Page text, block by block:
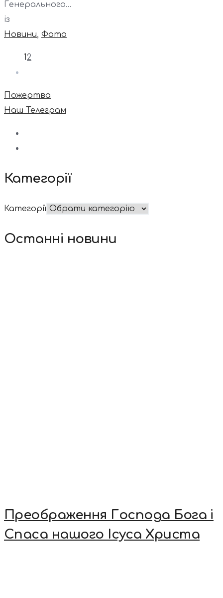
Генерального...
із
Новини, Фото
12
Пожертва
Наш Телеграм
Категорії
Категорії
Останні новини
Преображення Господа Бога і
Спаса нашого Ісуса Христа